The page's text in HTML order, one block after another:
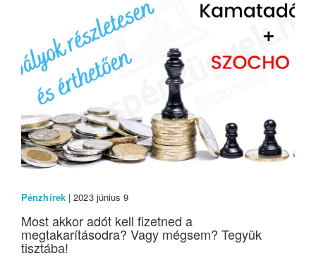
Pénzhírek| 2023 június 9
Most akkor adót kell fizetned a
megtakarításodra? Vagy mégsem? Tegyük
tisztába!